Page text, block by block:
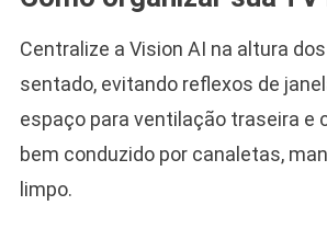
Centralize a Vision AI na altura
sentado, evitando reflexos de
espaço para ventilação traseira e
bem conduzido por canaletas,
limpo.